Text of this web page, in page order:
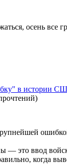
осень
в истории
)
— это ввод
когда